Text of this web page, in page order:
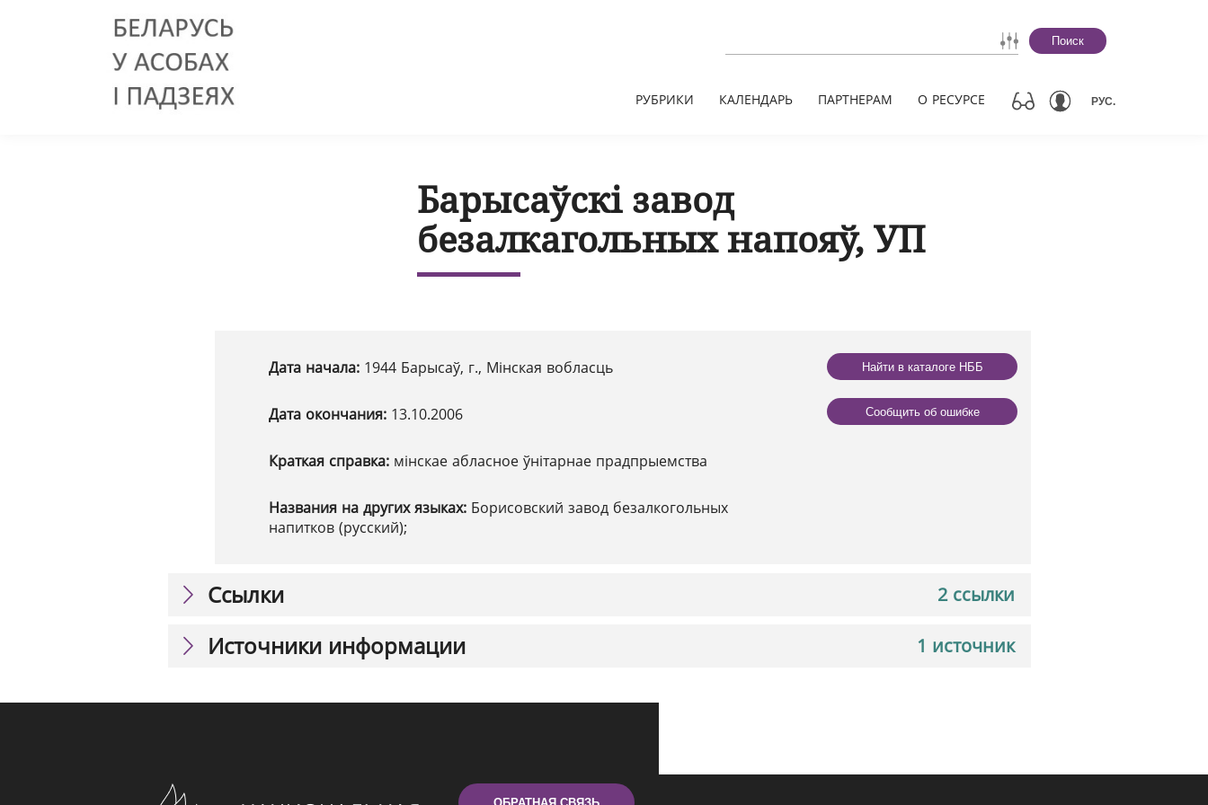
Поиск
РУБРИКИ КАЛЕНДАРЬ ПАРТНЕРАМ О РЕСУРСЕ РУС.
Барысаўскі завод
безалкагольных напояў, УП
Дата начала: 1944 Барысаў, г., Мінская вобласць
Дата окончания: 13.10.2006
Краткая справка: мінскае абласное ўнітарнае прадпрыемства
Названия на других языках: Борисовский завод безалкогольных
напитков (русский);
Найти в каталоге НББ
Сообщить об ошибке
2 ссылки
Ссылки
1 источник
Источники информации